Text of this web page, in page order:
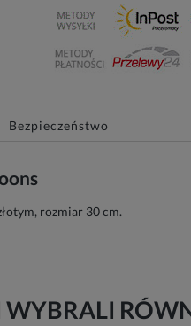
Bezpieczeństwo
rozmiar 30 cm.
WYBRALI